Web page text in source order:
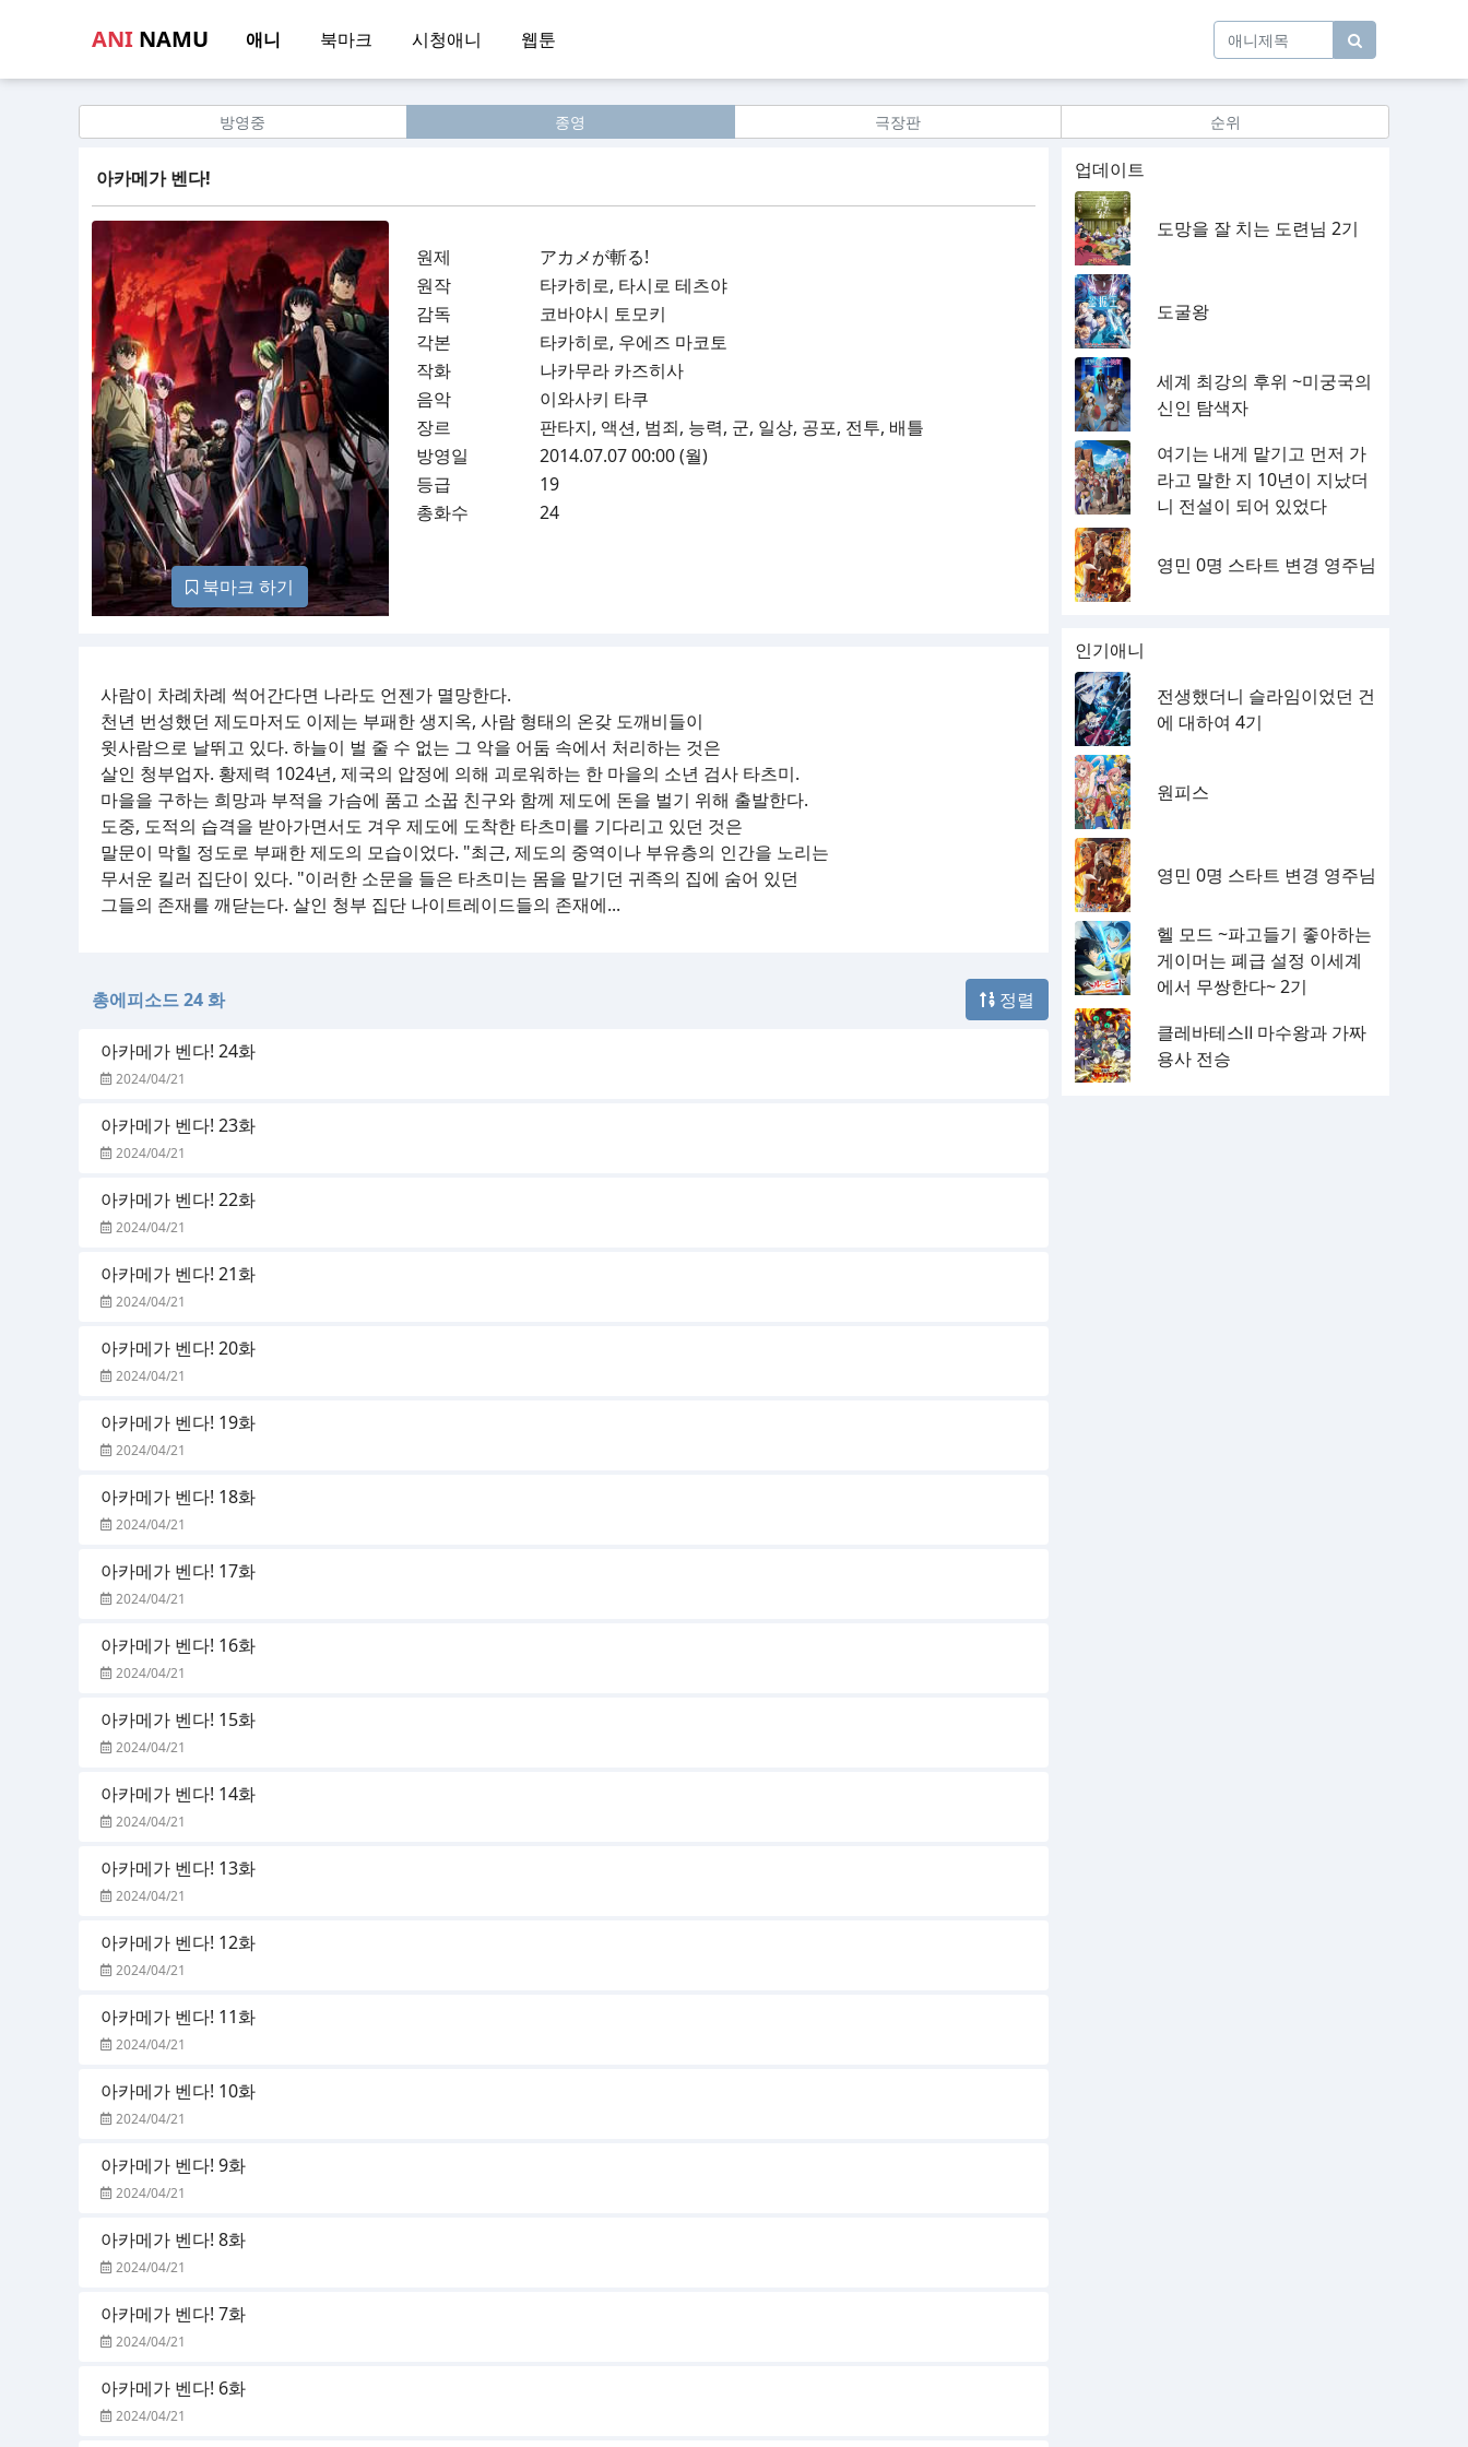
ANI NAMU 애니 북마크 시청애니 웹툰
방영중 종영 극장판 순위
아카메가 벤다!
북마크 하기
원제
アカメが斬る!
원작
타카히로, 타시로 테츠야
감독
코바야시 토모키
각본
타카히로, 우에즈 마코토
작화
나카무라 카즈히사
음악
이와사키 타쿠
장르
판타지, 액션, 범죄, 능력, 군, 일상, 공포, 전투, 배틀
방영일
2014.07.07 00:00 (월)
등급
19
총화수
24
사람이 차례차례 썩어간다면 나라도 언젠가 멸망한다.
천년 번성했던 제도마저도 이제는 부패한 생지옥, 사람 형태의 온갖 도깨비들이
윗사람으로 날뛰고 있다. 하늘이 벌 줄 수 없는 그 악을 어둠 속에서 처리하는 것은
살인 청부업자. 황제력 1024년, 제국의 압정에 의해 괴로워하는 한 마을의 소년 검사 타츠미.
마을을 구하는 희망과 부적을 가슴에 품고 소꿉 친구와 함께 제도에 돈을 벌기 위해 출발한다.
도중, 도적의 습격을 받아가면서도 겨우 제도에 도착한 타츠미를 기다리고 있던 것은
말문이 막힐 정도로 부패한 제도의 모습이었다. "최근, 제도의 중역이나 부유층의 인간을 노리는
무서운 킬러 집단이 있다. "이러한 소문을 들은 타츠미는 몸을 맡기던 귀족의 집에 숨어 있던
그들의 존재를 깨닫는다. 살인 청부 집단 나이트레이드들의 존재에...
총에피소드 24 화 정렬
아카메가 벤다! 24화
2024/04/21
아카메가 벤다! 23화
2024/04/21
아카메가 벤다! 22화
2024/04/21
아카메가 벤다! 21화
2024/04/21
아카메가 벤다! 20화
2024/04/21
아카메가 벤다! 19화
2024/04/21
아카메가 벤다! 18화
2024/04/21
아카메가 벤다! 17화
2024/04/21
아카메가 벤다! 16화
2024/04/21
아카메가 벤다! 15화
2024/04/21
아카메가 벤다! 14화
2024/04/21
아카메가 벤다! 13화
2024/04/21
아카메가 벤다! 12화
2024/04/21
아카메가 벤다! 11화
2024/04/21
아카메가 벤다! 10화
2024/04/21
아카메가 벤다! 9화
2024/04/21
아카메가 벤다! 8화
2024/04/21
아카메가 벤다! 7화
2024/04/21
아카메가 벤다! 6화
2024/04/21
업데이트
도망을 잘 치는 도련님 2기
도굴왕
세계 최강의 후위 ~미궁국의
신인 탐색자
여기는 내게 맡기고 먼저 가
라고 말한 지 10년이 지났더
니 전설이 되어 있었다
영민 0명 스타트 변경 영주님
인기애니
전생했더니 슬라임이었던 건
에 대하여 4기
원피스
영민 0명 스타트 변경 영주님
헬 모드 ~파고들기 좋아하는
게이머는 폐급 설정 이세계
에서 무쌍한다~ 2기
클레바테스Ⅱ 마수왕과 가짜
용사 전승